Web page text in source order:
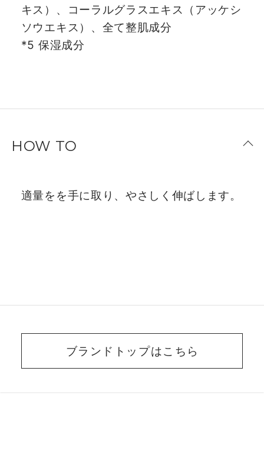
キス）、コーラルグラスエキス（アッケシ
ソウエキス）、全て整肌成分
*5 保湿成分
HOW TO
適量をを手に取り、やさしく伸ばします。
ブランドトップはこちら